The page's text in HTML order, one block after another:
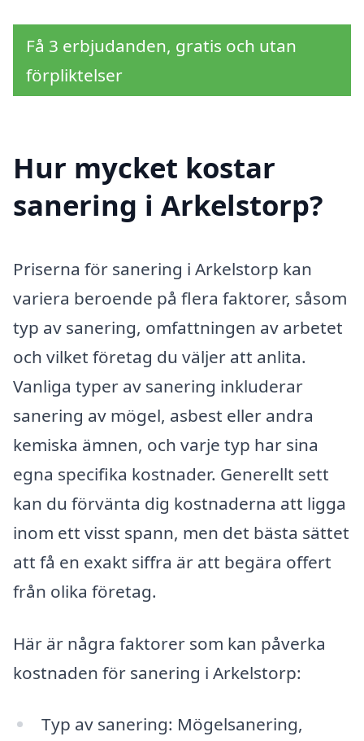
Få 3 erbjudanden, gratis och utan
förpliktelser
Hur mycket kostar
sanering i Arkelstorp?
Priserna för sanering i Arkelstorp kan
variera beroende på flera faktorer, såsom
typ av sanering, omfattningen av arbetet
och vilket företag du väljer att anlita.
Vanliga typer av sanering inkluderar
sanering av mögel, asbest eller andra
kemiska ämnen, och varje typ har sina
egna specifika kostnader. Generellt sett
kan du förvänta dig kostnaderna att ligga
inom ett visst spann, men det bästa sättet
att få en exakt siffra är att begära offert
från olika företag.
Här är några faktorer som kan påverka
kostnaden för sanering i Arkelstorp:
Typ av sanering: Mögelsanering,